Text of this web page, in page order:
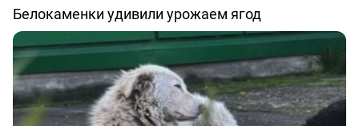
Белокаменки удивили урожаем ягод